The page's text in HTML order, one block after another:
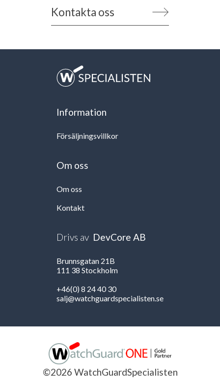
Kontakta oss
Information
Försäljningsvillkor
Om oss
Om oss
Kontakt
Drivs av DevCore AB
Brunnsgatan 21B
111 38 Stockholm
+46(0) 8 24 40 30
salj@watchguardspecialisten.se
©2026 WatchGuardSpecialisten